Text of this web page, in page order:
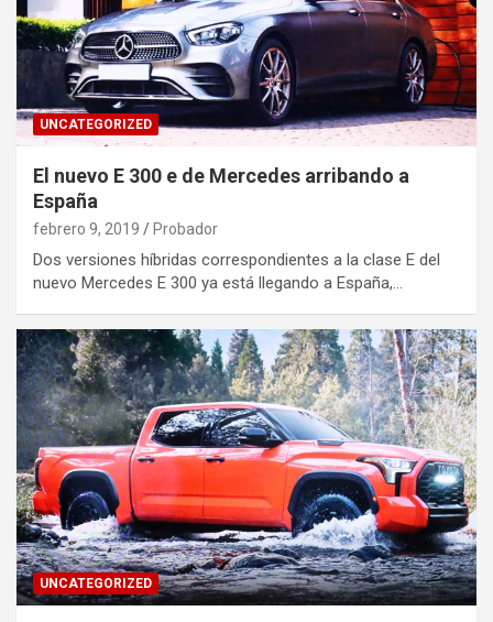
UNCATEGORIZED
El nuevo E 300 e de Mercedes arribando a
España
febrero 9, 2019 Probador
Dos versiones híbridas correspondientes a la clase E del
nuevo Mercedes E 300 ya está llegando a España,…
UNCATEGORIZED